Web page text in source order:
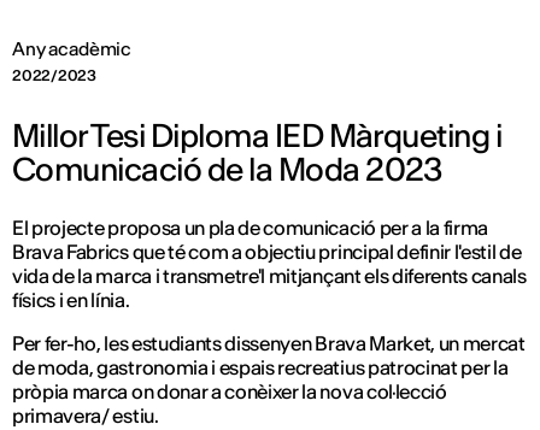
Any acadèmic
2022/2023
Millor Tesi Diploma IED Màrqueting i
Comunicació de la Moda 2023
El projecte proposa un pla de comunicació per a la firma
Brava Fabrics que té com a objectiu principal definir l'estil de
vida de la marca i transmetre'l mitjançant els diferents canals
físics i en línia.
Per fer-ho, les estudiants dissenyen Brava Market, un mercat
de moda, gastronomia i espais recreatius patrocinat per la
pròpia marca on donar a conèixer la nova col·lecció
primavera/ estiu.